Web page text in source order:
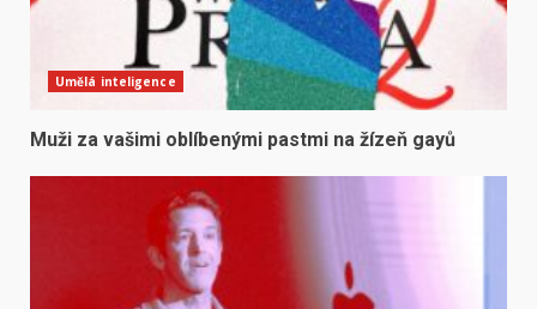
Umělá inteligence
Muži za vašimi oblíbenými pastmi na žízeň gayů